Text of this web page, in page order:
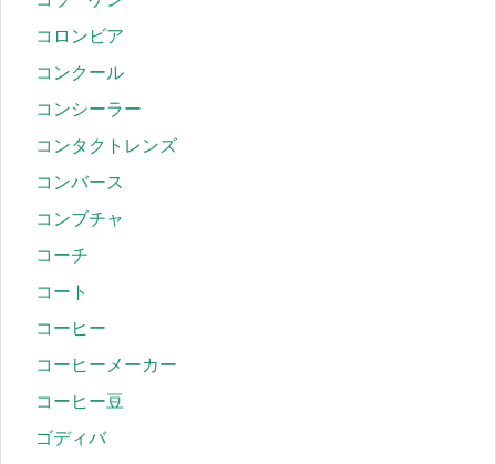
コロンビア
コンクール
コンシーラー
コンタクトレンズ
コンバース
コンブチャ
コーチ
コート
コーヒー
コーヒーメーカー
コーヒー豆
ゴディバ